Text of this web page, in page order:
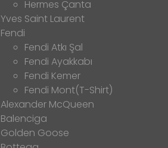
Hermes Çanta
Yves Saint Laurent
Fendi
Fendi Atkı Şal
Fendi Ayakkabı
Fendi Kemer
Fendi Mont(T-Shirt)
Alexander McQueen
Balenciga
Golden Goose